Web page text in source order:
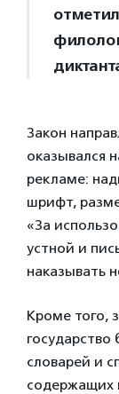
Закон
оказывался
рекламе:
шрифт,
«За
устной и
наказывать
Кроме того,
словарей и
содержащих